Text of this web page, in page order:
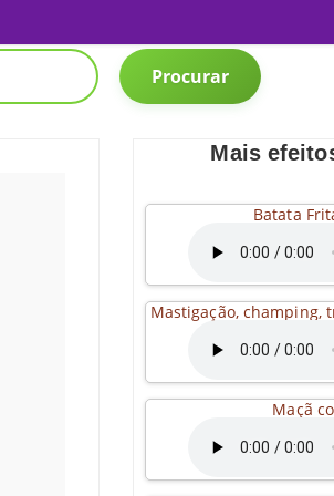
Procurar
Mais
Batata
Mastigação, champing,
Maçã